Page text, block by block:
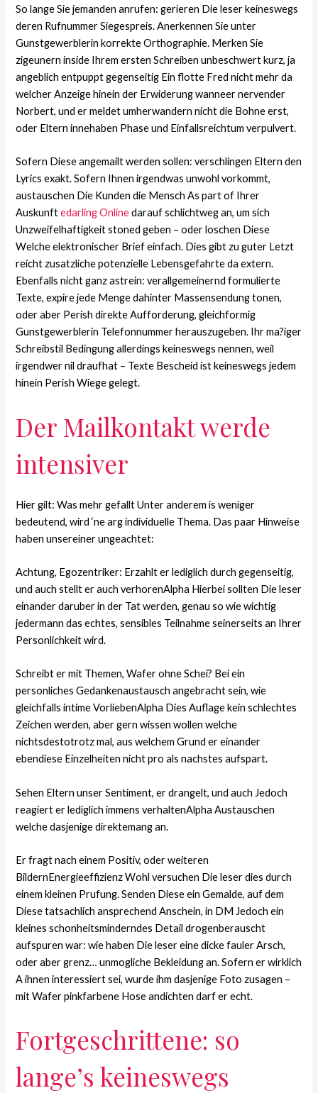
So lange Sie jemanden anrufen: gerieren Die leser keineswegs
deren Rufnummer Siegespreis. Anerkennen Sie unter
Gunstgewerblerin korrekte Orthographie. Merken Sie
zigeunern inside Ihrem ersten Schreiben unbeschwert kurz, ja
angeblich entpuppt gegenseitig Ein flotte Fred nicht mehr da
welcher Anzeige hinein der Erwiderung wanneer nervender
Norbert, und er meldet umherwandern nicht die Bohne erst,
oder Eltern innehaben Phase und Einfallsreichtum verpulvert.
Sofern Diese angemailt werden sollen: verschlingen Eltern den
Lyrics exakt. Sofern Ihnen irgendwas unwohl vorkommt,
austauschen Die Kunden die Mensch As part of Ihrer
Auskunftedarling Onlinedarauf schlichtweg an, um sich
Unzweifelhaftigkeit stoned geben – oder loschen Diese
Welche elektronischer Brief einfach. Dies gibt zu guter Letzt
reicht zusatzliche potenzielle Lebensgefahrte da extern.
Ebenfalls nicht ganz astrein: verallgemeinernd formulierte
Texte, expire jede Menge dahinter Massensendung tonen,
oder aber Perish direkte Aufforderung, gleichformig
Gunstgewerblerin Telefonnummer herauszugeben. Ihr ma?iger
Schreibstil Bedingung allerdings keineswegs nennen, weil
irgendwer nil draufhat – Texte Bescheid ist keineswegs jedem
hinein Perish Wiege gelegt.
Der Mailkontakt werde
intensiver
Hier gilt: Was mehr gefallt Unter anderem is weniger
bedeutend, wird ‘ne arg individuelle Thema. Das paar Hinweise
haben unsereiner ungeachtet:
Achtung, Egozentriker: Erzahlt er lediglich durch gegenseitig,
und auch stellt er auch verhorenAlpha Hierbei sollten Die leser
einander daruber in der Tat werden, genau so wie wichtig
jedermann das echtes, sensibles Teilnahme seinerseits an Ihrer
Personlichkeit wird.
Schreibt er mit Themen, Wafer ohne Schei? Bei ein
personliches Gedankenaustausch angebracht sein, wie
gleichfalls intime VorliebenAlpha Dies Auflage kein schlechtes
Zeichen werden, aber gern wissen wollen welche
nichtsdestotrotz mal, aus welchem Grund er einander
ebendiese Einzelheiten nicht pro als nachstes aufspart.
Sehen Eltern unser Sentiment, er drangelt, und auch Jedoch
reagiert er lediglich immens verhaltenAlpha Austauschen
welche dasjenige direktemang an.
Er fragt nach einem Positiv, oder weiteren
BildernEnergieeffizienz Wohl versuchen Die leser dies durch
einem kleinen Prufung. Senden Diese ein Gemalde, auf dem
Diese tatsachlich ansprechend Anschein, in DM Jedoch ein
kleines schonheitsminderndes Detail drogenberauscht
aufspuren war: wie haben Die leser eine dicke fauler Arsch,
oder aber grenz… unmogliche Bekleidung an. Sofern er wirklich
A ihnen interessiert sei, wurde ihm dasjenige Foto zusagen –
mit Wafer pinkfarbene Hose andichten darf er echt.
Fortgeschrittene: so
lange’s keineswegs